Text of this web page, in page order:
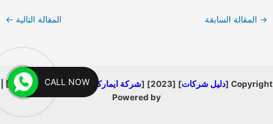
→ المقالة السابقة المقالة التالية ←
Copyright [ دليل شركات] [2023] [ شركة ايماركتنج اجي 01008840990
] |
Powered by
CALL NOW